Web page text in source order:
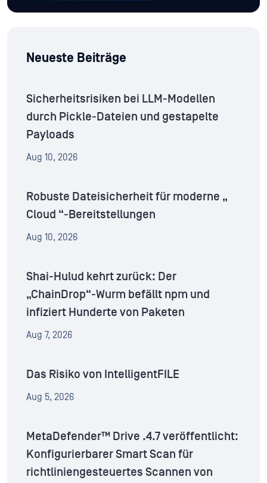
Neueste Beiträge
Sicherheitsrisiken bei LLM-Modellen
durch Pickle-Dateien und gestapelte
Payloads
Aug 10, 2026
Robuste Dateisicherheit für moderne „
Cloud “-Bereitstellungen
Aug 10, 2026
Shai-Hulud kehrt zurück: Der
„ChainDrop“-Wurm befällt npm und
infiziert Hunderte von Paketen
Aug 7, 2026
Das Risiko von IntelligentFILE
Aug 5, 2026
MetaDefender™ Drive .4.7 veröffentlicht:
Konfigurierbarer Smart Scan für
richtliniengesteuertes Scannen von